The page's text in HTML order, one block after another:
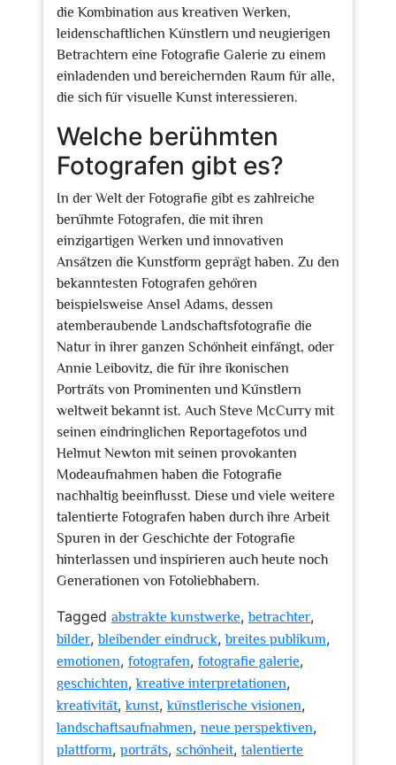
die Kombination aus kreativen Werken,
leidenschaftlichen Künstlern und neugierigen
Betrachtern eine Fotografie Galerie zu einem
einladenden und bereichernden Raum für alle,
die sich für visuelle Kunst interessieren.
Welche berühmten
Fotografen gibt es?
In der Welt der Fotografie gibt es zahlreiche
berühmte Fotografen, die mit ihren
einzigartigen Werken und innovativen
Ansätzen die Kunstform geprägt haben. Zu den
bekanntesten Fotografen gehören
beispielsweise Ansel Adams, dessen
atemberaubende Landschaftsfotografie die
Natur in ihrer ganzen Schönheit einfängt, oder
Annie Leibovitz, die für ihre ikonischen
Porträts von Prominenten und Künstlern
weltweit bekannt ist. Auch Steve McCurry mit
seinen eindringlichen Reportagefotos und
Helmut Newton mit seinen provokanten
Modeaufnahmen haben die Fotografie
nachhaltig beeinflusst. Diese und viele weitere
talentierte Fotografen haben durch ihre Arbeit
Spuren in der Geschichte der Fotografie
hinterlassen und inspirieren auch heute noch
Generationen von Fotoliebhabern.
Tagged abstrakte kunstwerke,betrachter,
bilder,bleibender eindruck,breites publikum,
emotionen, fotografen, fotografie galerie,
geschichten,kreative interpretationen,
kreativität,kunst,künstlerische visionen,
landschaftsaufnahmen, neue perspektiven,
plattform, porträts, schönheit, talentierte